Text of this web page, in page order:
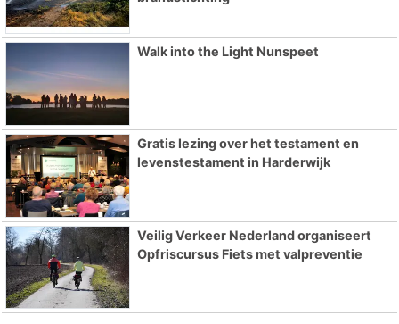
Walk into the Light Nunspeet
Gratis lezing over het testament en
levenstestament in Harderwijk
Veilig Verkeer Nederland organiseert
Opfriscursus Fiets met valpreventie